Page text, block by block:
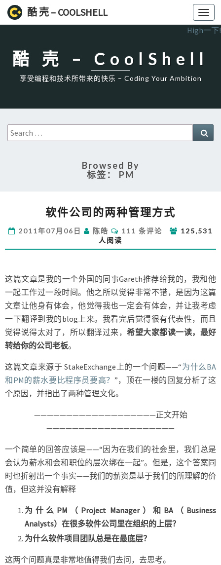
酷 壳 – COOLSHELL
High一下!
酷 壳 – CoolShell
享受编程和技术所带来的快乐 – Coding Your Ambition
Search
for:
Browsed By
标签： PM
件
司
的
管
理
方
式
软件公司的两种管理方式
2011年07月06日 陈皓
评
论
111 条评论
125,531
人阅读
这篇文章是我的一个外国的同事Gareth推荐给我的，我和他
一起工作过一段时间。他之所以觉得非常不错，是因为这篇
文章让他身有体会，他觉得我也一定会有体会，并让我考虑
一下翻译到我的blog上来。我看完后觉得很有代表性，而且
觉得说得太对了，所以翻译过来，希望大家都读一读，最好
转给你的公司老板。
这篇文章来源于 StakeExchange上的一个问题——“为什么BA
和PM的薪水要比程序员要高？ ”，顶在一楼的回复分析了这
个原因，并指出了两种管理文化。
———————————————————正文开始
————————————————————
一个简单的回答应该是——“因为在我们的社会里，我们总是
会认为薪水和会和职位的层次绑在一起”。但是，这个答案同
时也折射出一个事实——我们的薪资是基于我们的所理解的价
值，但这并没有解释
为什么PM（Project Manager）和BA（Business
Analysts）在很多软件公司里在组织的上层？
为什么软件项目团队总是在最底层？
这两个问题真是非常地值得我们去问，去思考。